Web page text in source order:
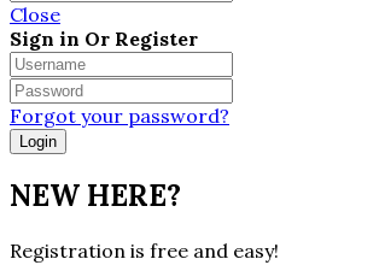
Close
Sign in Or Register
Forgot your password?
NEW HERE?
Registration is free and easy!